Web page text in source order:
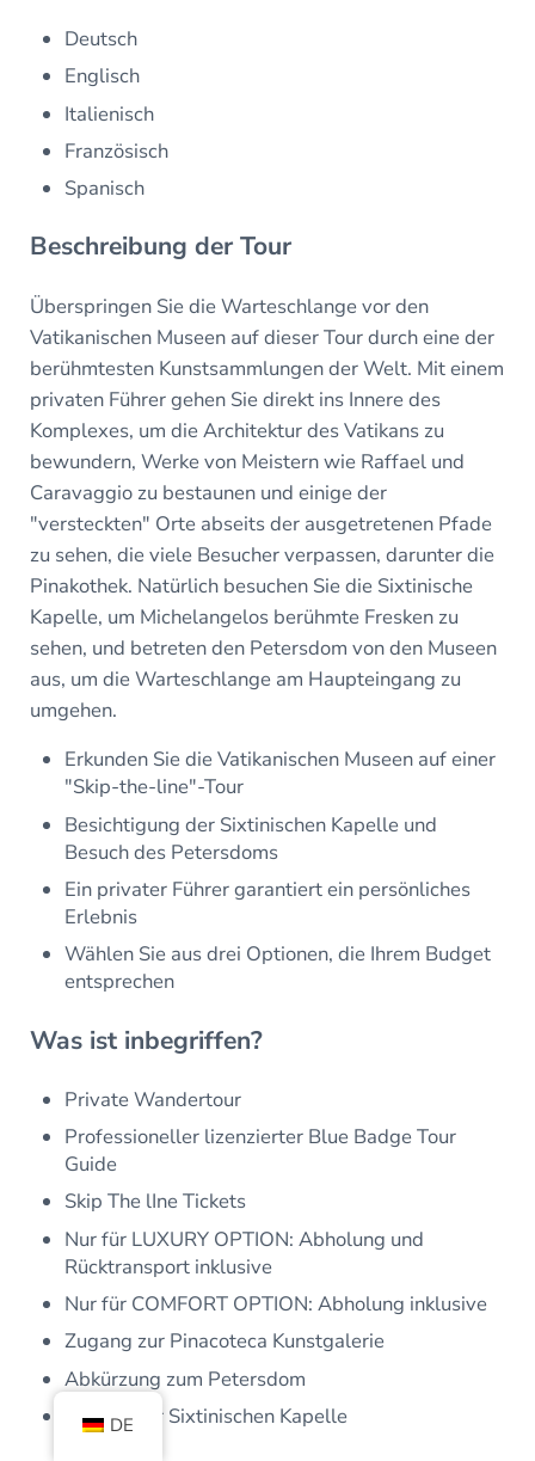
Deutsch
Englisch
Italienisch
Französisch
Spanisch
Beschreibung der Tour
Überspringen Sie die Warteschlange vor den
Vatikanischen Museen auf dieser Tour durch eine der
berühmtesten Kunstsammlungen der Welt. Mit einem
privaten Führer gehen Sie direkt ins Innere des
Komplexes, um die Architektur des Vatikans zu
bewundern, Werke von Meistern wie Raffael und
Caravaggio zu bestaunen und einige der
"versteckten" Orte abseits der ausgetretenen Pfade
zu sehen, die viele Besucher verpassen, darunter die
Pinakothek. Natürlich besuchen Sie die Sixtinische
Kapelle, um Michelangelos berühmte Fresken zu
sehen, und betreten den Petersdom von den Museen
aus, um die Warteschlange am Haupteingang zu
umgehen.
Erkunden Sie die Vatikanischen Museen auf einer
"Skip-the-line"-Tour
Besichtigung der Sixtinischen Kapelle und
Besuch des Petersdoms
Ein privater Führer garantiert ein persönliches
Erlebnis
Wählen Sie aus drei Optionen, die Ihrem Budget
entsprechen
Was ist inbegriffen?
Private Wandertour
Professioneller lizenzierter Blue Badge Tour
Guide
Skip The lIne Tickets
Nur für LUXURY OPTION: Abholung und
Rücktransport inklusive
Nur für COMFORT OPTION: Abholung inklusive
Zugang zur Pinacoteca Kunstgalerie
Abkürzung zum Petersdom
Besuch der Sixtinischen Kapelle
DE